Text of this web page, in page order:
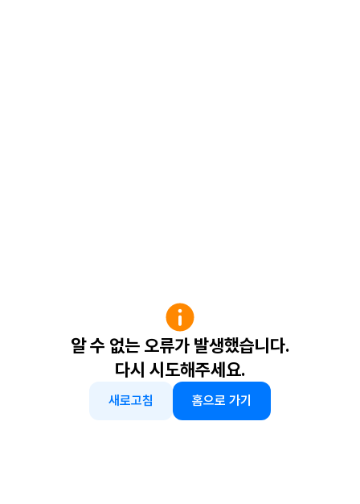
알 수 없는 오류가 발생했습니다.
다시 시도해주세요.
새로고침 홈으로 가기